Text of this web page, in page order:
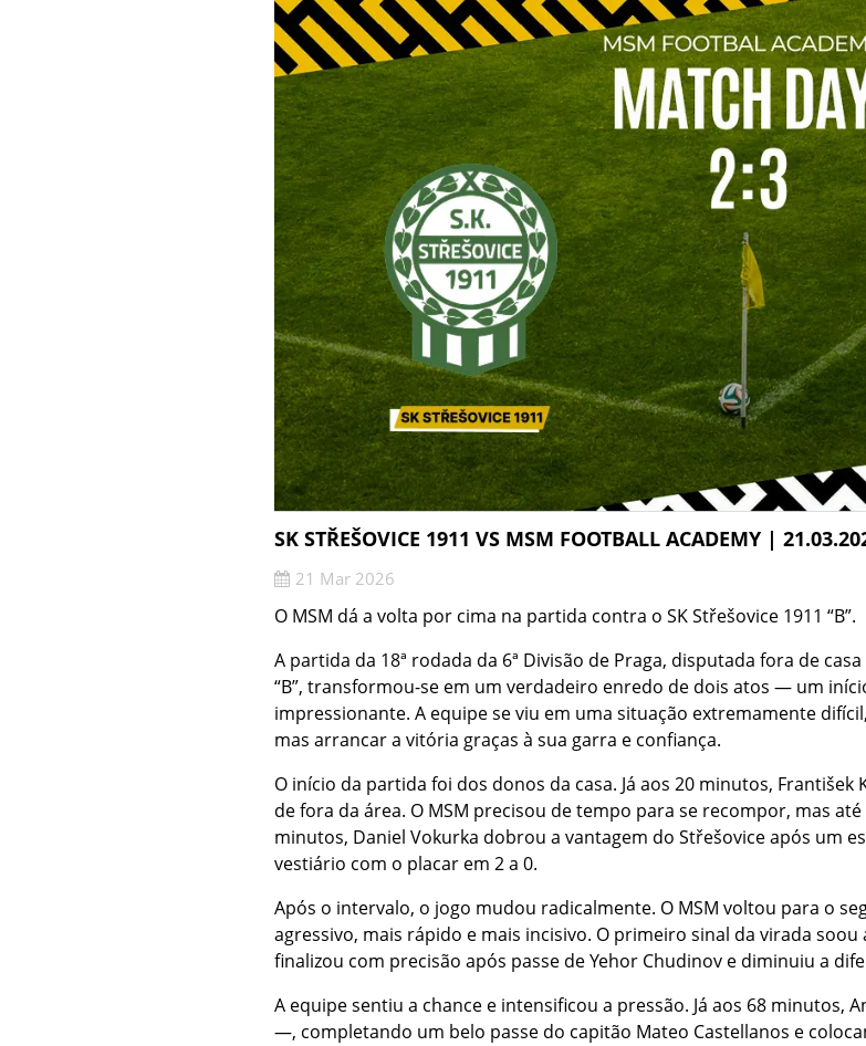
SK STŘEŠOVICE 1911 VS MSM FOOTBALL ACADEMY |
21 Mar 2026
O MSM dá a volta por cima na partida contra o SK Střešovice 1911 “B”.
A partida da 18ª rodada da 6ª Divisão de Praga, disputada fora de
“B”, transformou-se em um verdadeiro enredo de dois atos — um
impressionante. A equipe se viu em uma situação extremamente
mas arrancar a vitória graças à sua garra e confiança.
O início da partida foi dos donos da casa. Já aos 20 minutos,
de fora da área. O MSM precisou de tempo para se recompor, mas
minutos, Daniel Vokurka dobrou a vantagem do Střešovice após um
vestiário com o placar em 2 a 0.
Após o intervalo, o jogo mudou radicalmente. O MSM voltou para o
agressivo, mais rápido e mais incisivo. O primeiro sinal da virada
finalizou com precisão após passe de Yehor Chudinov e diminuiu a
A equipe sentiu a chance e intensificou a pressão. Já aos 68 minutos,
—, completando um belo passe do capitão Mateo Castellanos e